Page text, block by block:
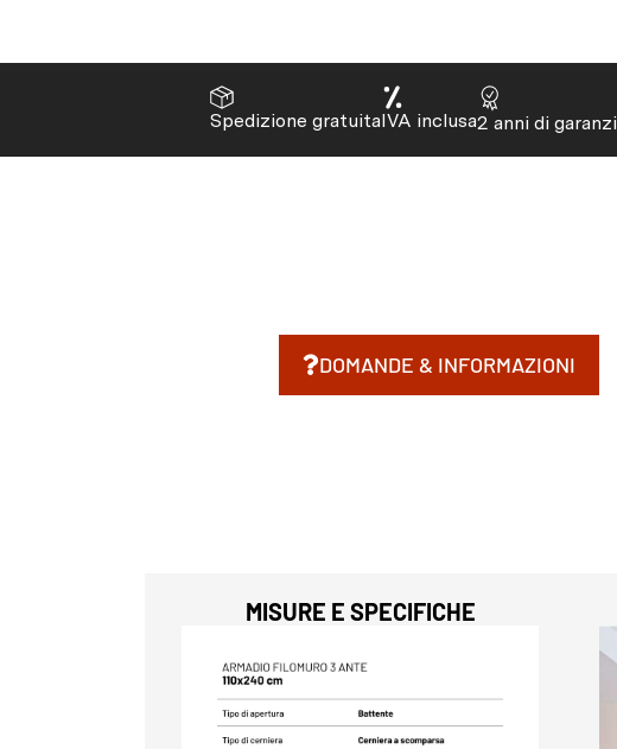
Spedizione gratuitaIVA inclusa2 anni di
DOMANDE & INFORMAZIONI
MISURE E SPECIFICHE